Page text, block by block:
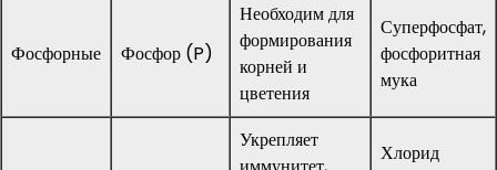
Фосфорные Фосфор (P)
Необходим для
формирования
корней и
цветения
Суперфосфат,
фосфоритная
мука
Укрепляет
Хлорид